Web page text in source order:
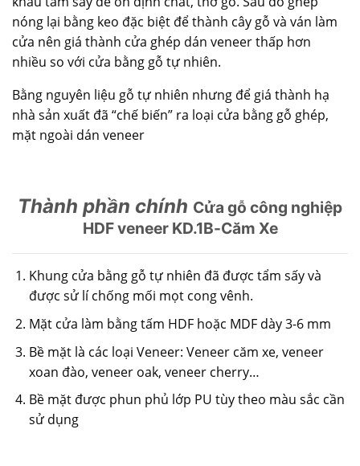
nóng lại bằng keo đặc biệt để thành cây gỗ và ván làm
cửa nên giá thành cửa ghép dán veneer thấp hơn
nhiều so với cửa bằng gỗ tự nhiên.
Bằng nguyên liệu gỗ tự nhiên nhưng để giá thành hạ
nhà sản xuất đã “chế biến” ra loại cửa bằng gỗ ghép,
mặt ngoài dán veneer
Thành phần chính Cửa gỗ công nghiệp
HDF veneer KD.1B-Căm Xe
Khung cửa bằng gỗ tự nhiên đã được tẩm sấy và
được sử lí chống mối mọt cong vênh.
Mặt cửa làm bằng tấm HDF hoặc MDF dày 3-6 mm
Bề mặt là các loại Veneer: Veneer căm xe, veneer
xoan đào, veneer oak, veneer cherry…
Bề mặt được phun phủ lớp PU tùy theo màu sắc cần
sử dụng